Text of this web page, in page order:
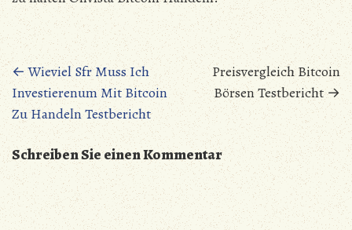
Posts
navigation
← Wieviel Sfr Muss Ich
Investierenum Mit Bitcoin
Zu Handeln Testbericht
Preisvergleich Bitcoin
Börsen Testbericht→
Schreiben Sie einen Kommentar